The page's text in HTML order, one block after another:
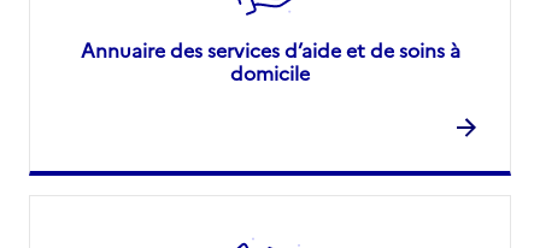
Annuaire des services d’aide et de soins à
domicile